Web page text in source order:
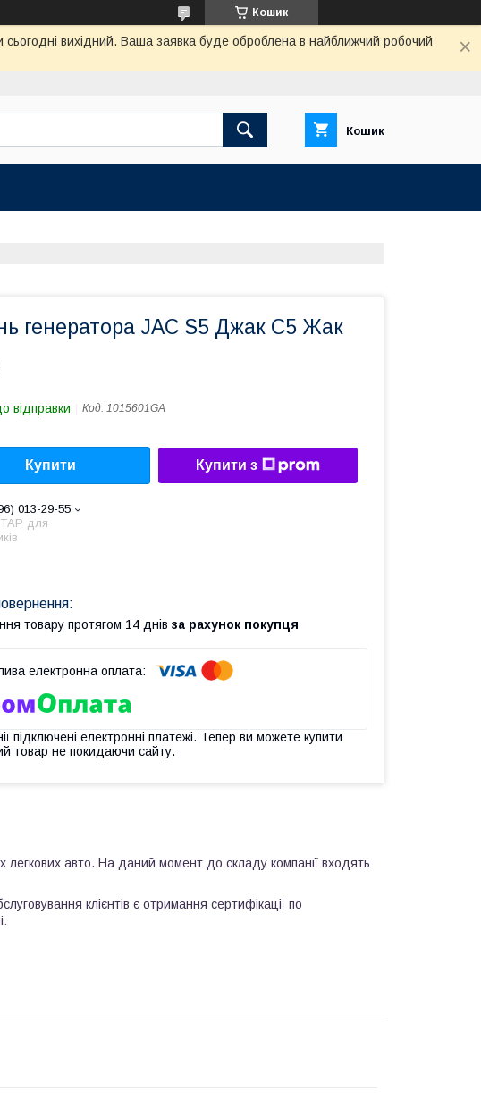
Кошик
вихідний. Ваша заявка буде оброблена в найближчий робочий
Кошик
генератора JAC S5 Джак С5 Жак
відправки Код: 1015601GA
Купити Купити з
013-29-55
для
товару протягом 14 днів за рахунок покупця
підключені електронні платежі. Тепер ви можете купити
товар не покидаючи сайту.
легкових авто. На даний момент до складу компанії входять
клієнтів є отримання сертифікації по